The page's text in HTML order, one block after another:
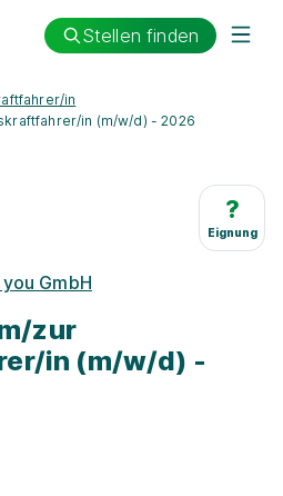
Stellen finden
in
in (m/w/d) - 2026
?
Eignung
GmbH
zur
in (m/w/d) -